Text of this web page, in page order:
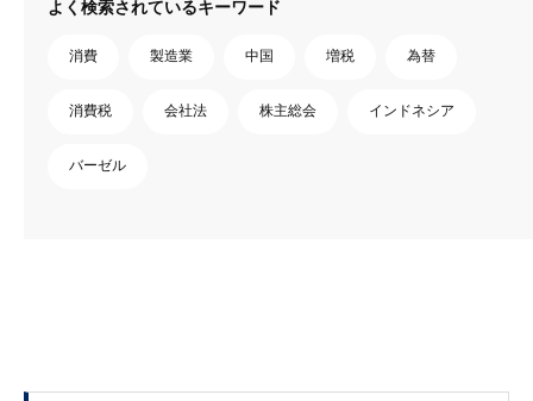
よく検索されているキーワード
消費 製造業 中国 増税 為替
消費税 会社法 株主総会 インドネシア
バーゼル